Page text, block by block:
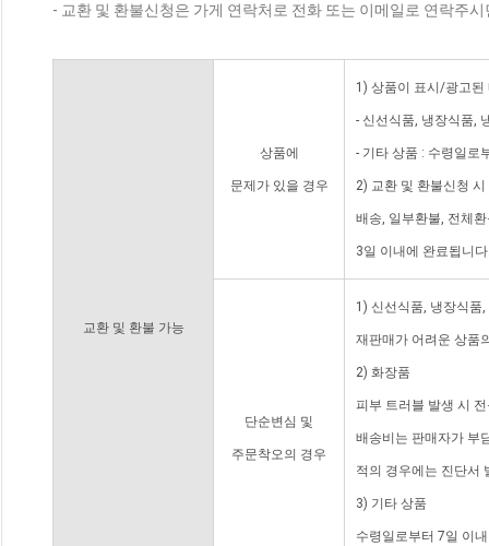
- 교환 및 환불신청은 가게 연락처로 전화 또는 이메일로 연락주
교환 및 환불 가능
상품에
문제가 있을 경우
1) 상품이 표시/광고된
- 신선식품, 냉장식품,
- 기타 상품 : 수령일로
2) 교환 및 환불신청
배송, 일부환불, 전체
3일 이내에 완료됩니
단순변심 및
주문착오의 경우
1) 신선식품, 냉장식품
재판매가 어려운 상품
2) 화장품
피부 트러블 발생 시
배송비는 판매자가 부
적의 경우에는 진단서
3) 기타 상품
수령일로부터 7일 이